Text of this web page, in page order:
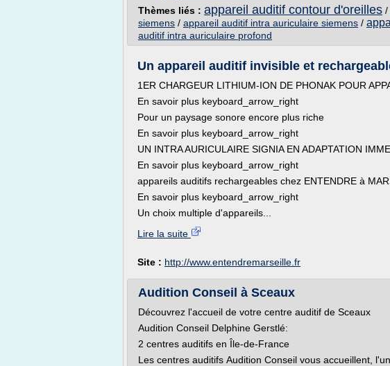
Thèmes liés : appareil auditif contour d'oreilles /
siemens / appareil auditif intra auriculaire siemens /
auditif intra auriculaire profond
Un appareil auditif invisible et
1ER CHARGEUR LITHIUM-ION DE PHONAK POUR
En savoir plus keyboard_arrow_right
Pour un paysage sonore encore plus riche
En savoir plus keyboard_arrow_right
UN INTRA AURICULAIRE SIGNIA EN ADAPTATION
En savoir plus keyboard_arrow_right
appareils auditifs rechargeables chez ENTENDRE à
En savoir plus keyboard_arrow_right
Un choix multiple d'appareils...
Lire la suite
Site : http://www.entendremarseille.fr
Audition Conseil à Sceaux
Découvrez l'accueil de votre centre auditif de Sceaux
Audition Conseil Delphine Gerstlé:
2 centres auditifs en Île-de-France
Les centres auditifs Audition Conseil vous accueillent,